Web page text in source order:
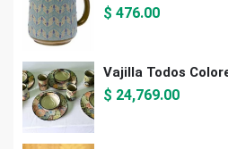
$ 476.00
Vajilla Todos
$ 24,769.00